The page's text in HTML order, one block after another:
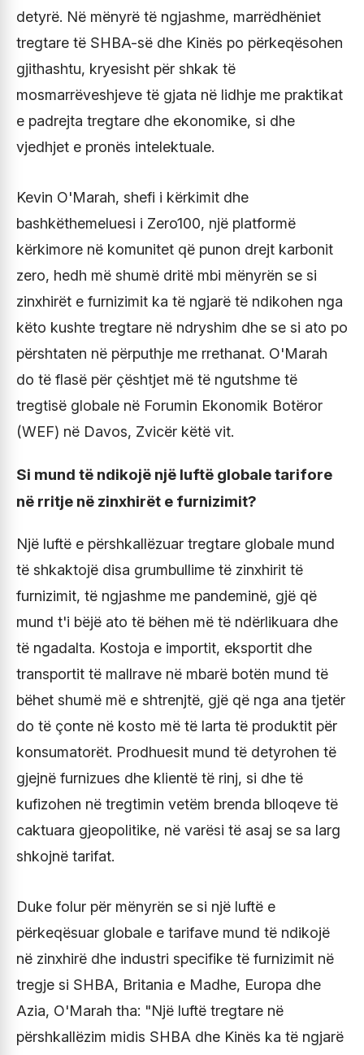
detyrë. Në mënyrë të ngjashme, marrëdhëniet
tregtare të SHBA-së dhe Kinës po përkeqësohen
gjithashtu, kryesisht për shkak të
mosmarrëveshjeve të gjata në lidhje me praktikat
e padrejta tregtare dhe ekonomike, si dhe
vjedhjet e pronës intelektuale.
Kevin O'Marah, shefi i kërkimit dhe
bashkëthemeluesi i Zero100, një platformë
kërkimore në komunitet që punon drejt karbonit
zero, hedh më shumë dritë mbi mënyrën se si
zinxhirët e furnizimit ka të ngjarë të ndikohen nga
këto kushte tregtare në ndryshim dhe se si ato po
përshtaten në përputhje me rrethanat. O'Marah
do të flasë për çështjet më të ngutshme të
tregtisë globale në Forumin Ekonomik Botëror
(WEF) në Davos, Zvicër këtë vit.
Si mund të ndikojë një luftë globale tarifore
në rritje në zinxhirët e furnizimit?
Një luftë e përshkallëzuar tregtare globale mund
të shkaktojë disa grumbullime të zinxhirit të
furnizimit, të ngjashme me pandeminë, gjë që
mund t'i bëjë ato të bëhen më të ndërlikuara dhe
të ngadalta. Kostoja e importit, eksportit dhe
transportit të mallrave në mbarë botën mund të
bëhet shumë më e shtrenjtë, gjë që nga ana tjetër
do të çonte në kosto më të larta të produktit për
konsumatorët. Prodhuesit mund të detyrohen të
gjejnë furnizues dhe klientë të rinj, si dhe të
kufizohen në tregtimin vetëm brenda blloqeve të
caktuara gjeopolitike, në varësi të asaj se sa larg
shkojnë tarifat.
Duke folur për mënyrën se si një luftë e
përkeqësuar globale e tarifave mund të ndikojë
në zinxhirë dhe industri specifike të furnizimit në
tregje si SHBA, Britania e Madhe, Europa dhe
Azia, O'Marah tha: "Një luftë tregtare në
përshkallëzim midis SHBA dhe Kinës ka të ngjarë